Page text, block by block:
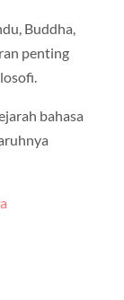
Buddha,
penting
bahasa